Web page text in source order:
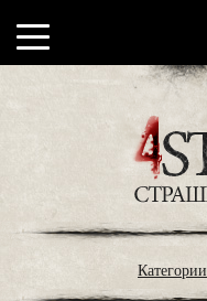
Категории